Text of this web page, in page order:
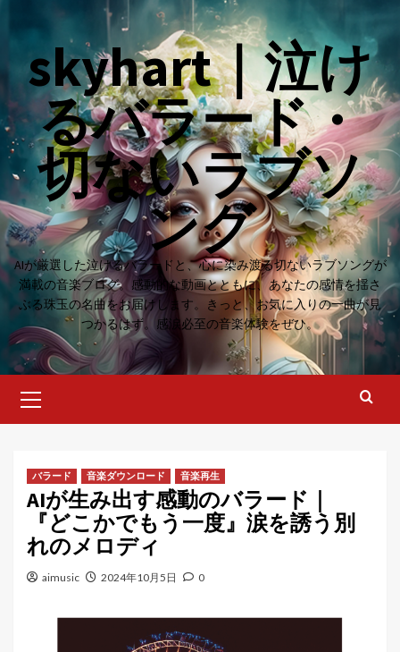
contentskyhart｜泣け
るバラード・
切ないラブソ
ング
AIが厳選した泣けるバラードと、心に染み渡る切ないラブソングが
満載の音楽ブログ。感動的な動画とともに、あなたの感情を揺さ
ぶる珠玉の名曲をお届けします。きっと、お気に入りの一曲が見
つかるはず。感涙必至の音楽体験をぜひ。
Menu
バラード 音楽ダウンロード 音楽再生
AIが生み出す感動のバラード｜
『どこかでもう一度』涙を誘う別
れのメロディ
aimusic 2024年10月5日 0